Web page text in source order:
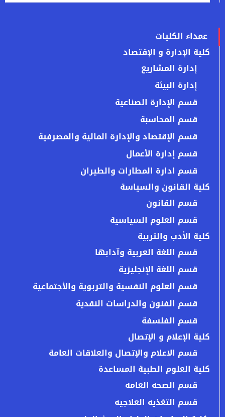
عمداء الكليات
كلية الإدارة و الإقتصاد
إدارة المشاريع
إدارة البيئة
قسم الإدارة الصناعية
قسم المحاسبة
قسم الإقتصاد والإدارة المالية والمصرفية
قسم إدارة الأعمال
قسم ادارة المطارات والطيران
كلية القانون والسياسة
قسم القانون
قسم العلوم السياسية
كلية الأدب والتربية
قسم اللغة العربية وآدابها
قسم اللغة الإنجليزية
قسم العلوم النفسية والتربوية والأجتماعية
قسم الفنون والدراسات النقدية
قسم الفلسفة
كلية الإعلام و الإتصال
قسم الاعلام والإتصال والعلاقات العامة
كلية العلوم الطبية المساعدة
قسم الصحه العامه
قسم التغذيه العلاجيه